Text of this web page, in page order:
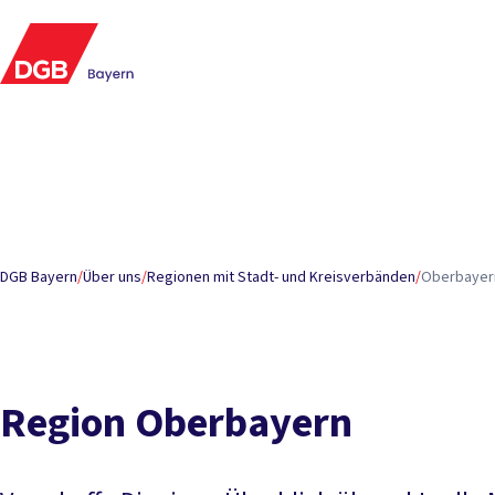
DGB Bayern/Über uns/Regionen mit Stadt- und Kreisverbänden/
Region Oberbayern